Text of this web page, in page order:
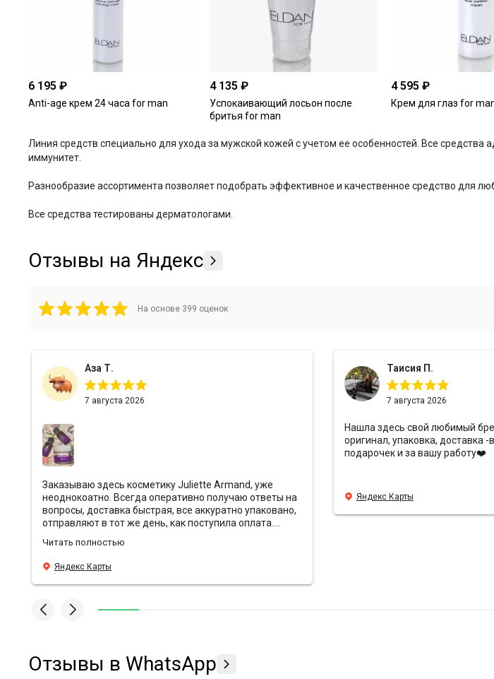
6 195 ₽
Anti-age крем 24 часа for man
4 135 ₽
Успокаивающий лосьон после
бритья for man
4 595 ₽
Крем для глаз for
Линия средств специально для ухода за мужской кожей с учетом ее особенностей. Все
иммунитет.
Разнообразие ассортимента позволяет подобрать эффективное и качественное средство для
Все средства тестированы дерматологами.
Отзывы на Яндекс
На основе 399 оценок
Аза Т.
7 августа 2026
Заказываю здесь косметику Juliette Armand, уже
неоднокоатно. Всегда оперативно получаю ответы на
вопросы, доставка быстрая, все аккуратно упаковано,
отправляют в тот же день, как поступила оплата.
кладут с заказами подарочки❤️ Эффект от
антивозрастной уходовой косметики просто вау,
средства действительно борятся с морщинами, лицо
свежее и блестящее, даже в те моменты, когда
всем фронтам, всем подругам и знакомым
Читать полностью
Яндекс Карты
Таисия П.
7 августа 2026
Нашла здесь свой любимый
оригинал, упаковка, доставка -
подарочек и за вашу работу❤️
Яндекс Карты
Отзывы в WhatsApp